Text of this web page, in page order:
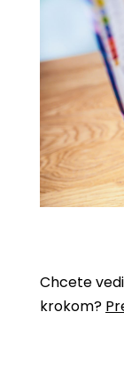
Chcete
krokom?